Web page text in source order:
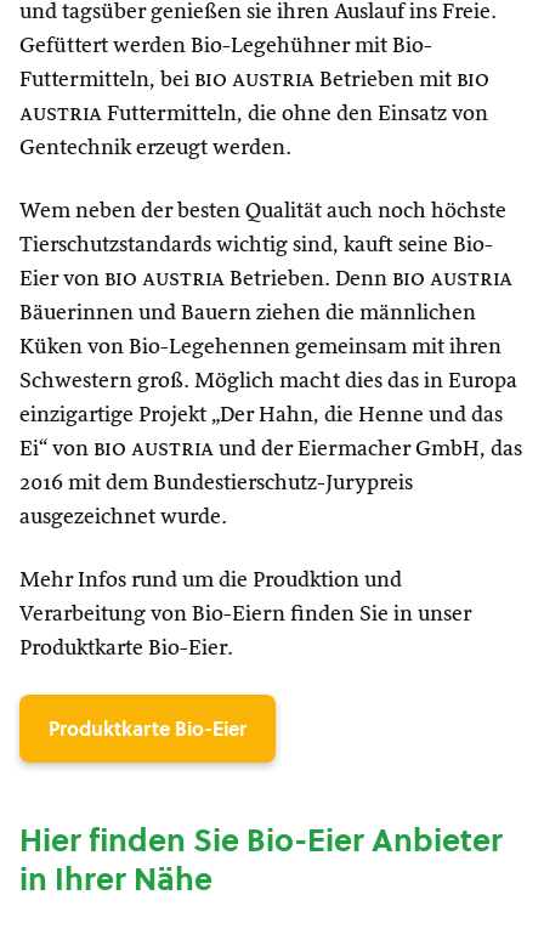
und tagsüber genießen sie ihren Auslauf ins Freie.
Gefüttert werden Bio-Legehühner mit Bio-
Futtermitteln, bei bio austria Betrieben mit bio
austria Futtermitteln, die ohne den Einsatz von
Gentechnik erzeugt werden.
Wem neben der besten Qualität auch noch höchste
Tierschutzstandards wichtig sind, kauft seine Bio-
Eier von bio austria Betrieben. Denn bio austria
Bäuerinnen und Bauern ziehen die männlichen
Küken von Bio-Legehennen gemeinsam mit ihren
Schwestern groß. Möglich macht dies das in Europa
einzigartige Projekt „Der Hahn, die Henne und das
Ei“ von bio austria und der Eiermacher GmbH, das
2016 mit dem Bundestierschutz-Jurypreis
ausgezeichnet wurde.
Mehr Infos rund um die Proudktion und
Verarbeitung von Bio-Eiern finden Sie in unser
Produktkarte Bio-Eier.
Produktkarte Bio-Eier
Hier finden Sie Bio-Eier Anbieter
in Ihrer Nähe